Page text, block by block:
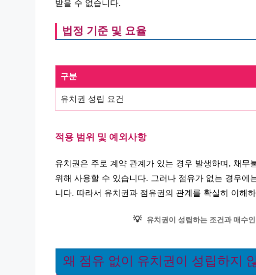
받을 수 없습니다.
법정 기준 및 요율
구분
유치권 성립 요건
적용 범위 및 예외사항
유치권은 주로 계약 관계가 있는 경우 발생하며, 채무
위해 사용할 수 있습니다. 그러나 점유가 없는 경우에
니다. 따라서 유치권과 점유권의 관계를 확실히 이해
💡 유치권이 성립하는 조건과 매수
왜 점유 없이 유치권이 성립하지